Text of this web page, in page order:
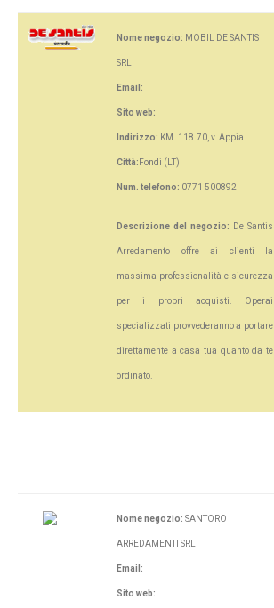
Nome negozio: MOBIL DE SANTIS
SRL
Email:
Sito web:
Indirizzo: KM. 118.70, v. Appia
Città: Fondi (LT)
Num. telefono: 0771 500892
Descrizione del negozio: De Santis
Arredamento offre ai clienti la
massima professionalità e sicurezza
per i propri acquisti. Operai
specializzati provvederanno a portare
direttamente a casa tua quanto da te
ordinato.
Nome negozio: SANTORO
ARREDAMENTI SRL
Email:
Sito web: